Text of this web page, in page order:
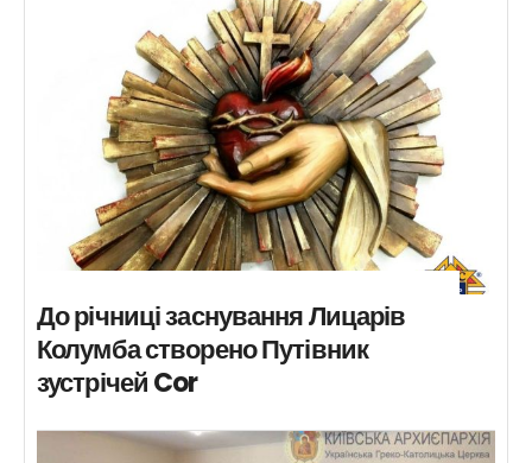
До річниці заснування Лицарів
Колумба створено Путівник
зустрічей Cor